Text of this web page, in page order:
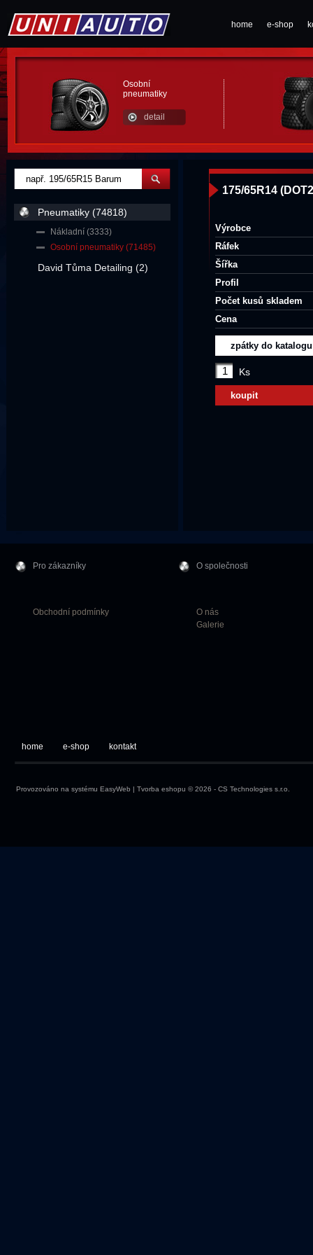
home e-shop
Osobní
pneumatiky
detail
175/65R14
Výrobce
Ráfek
Šířka
Profil
Počet kusů skladem
Cena
zpátky do katalogu
Ks
koupit
Pneumatiky (74818)
Nákladní (3333)
Osobní pneumatiky (71485)
David Tůma Detailing (2)
Pro zákazníky
Obchodní podmínky
O společnosti
O nás
Galerie
home e-shop kontakt
Provozováno na systému EasyWeb | Tvorba eshopu © 2026 - CS Technologies s.r.o.